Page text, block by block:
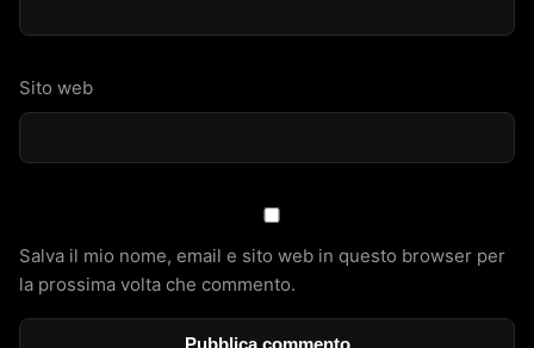
Sito web
Salva il mio nome, email e sito web in questo browser per
la prossima volta che commento.